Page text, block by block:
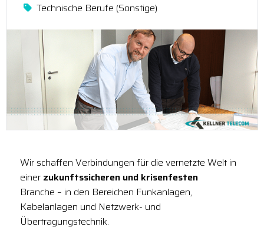
Technische Berufe (Sonstige)
Wir schaffen Verbindungen für die vernetzte Welt in
einer zukunftssicheren und krisenfesten
Branche – in den Bereichen Funkanlagen,
Kabelanlagen und Netzwerk- und
Übertragungstechnik.